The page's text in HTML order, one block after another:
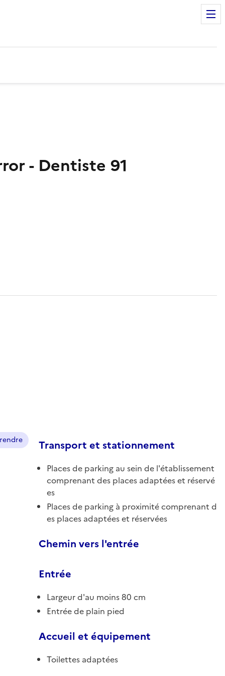
- Dentiste 91
Transport et stationnement
Places de parking au sein de l'établissement
comprenant des places adaptées et réservé
es
Places de parking à proximité comprenant d
es places adaptées et réservées
Chemin vers l'entrée
Entrée
Largeur d'au moins 80 cm
Entrée de plain pied
Accueil et équipement
Toilettes adaptées